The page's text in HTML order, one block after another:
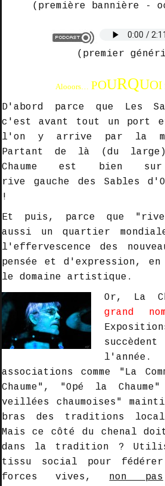
(première bannière -
(premier
Alooors… POURQUOI
D'abord parce que Les
c'est avant tout un port
l'on y arrive par la
Partant de là (du
Chaume est bien
rive gauche des Sables
!
Et puis, parce que "
aussi un quartier
l'effervescence des
pensée et d'expression,
le domaine artistique .
Or, La
grand
associations comme "La
Chaume" , "Opé la Chaume"
veillées chaumoises "
bras des traditions
Mais ce côté du chenal
dans la tradition ?
tissu social pour
forces vives, non pas